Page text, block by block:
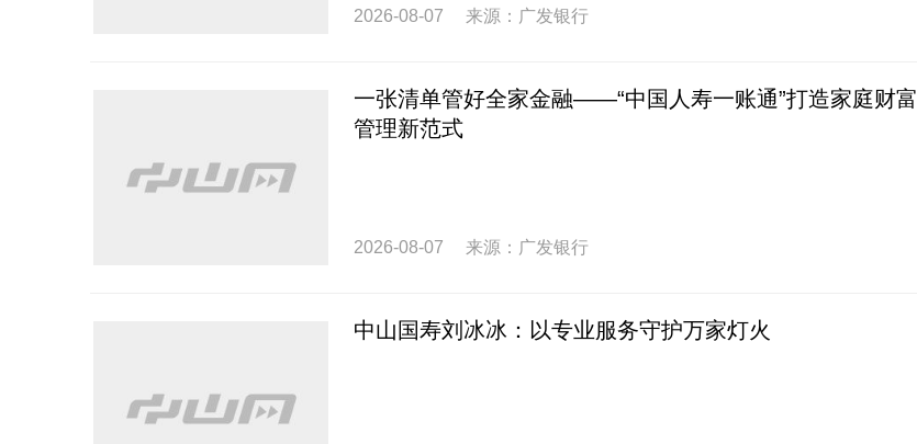
2026-08-07 来源：广发银行
一张清单管好全家金融——“中国人寿一账通”打造家庭财富
管理新范式
2026-08-07 来源：广发银行
中山国寿刘冰冰：以专业服务守护万家灯火